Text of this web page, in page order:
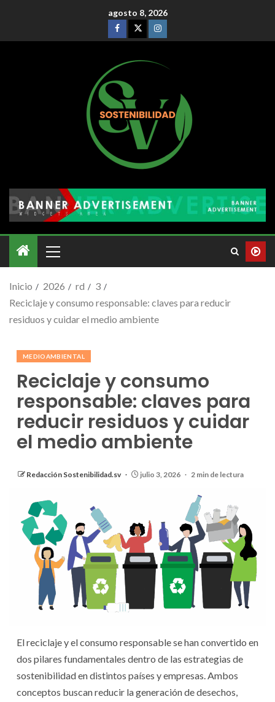
agosto 8, 2026
Inicio 2026 rd
3
Reciclaje y consumo responsable: claves para reducir
residuos y cuidar el medio ambiente
MEDIOAMBIENTAL
Reciclaje y consumo
responsable: claves para
reducir residuos y cuidar
el medio ambiente
Redacción Sostenibilidad.sv julio 3, 2026 2 min de lectura
El reciclaje y el consumo responsable se han convertido en
dos pilares fundamentales dentro de las estrategias de
sostenibilidad en distintos países y empresas. Ambos
conceptos buscan reducir la generación de desechos,